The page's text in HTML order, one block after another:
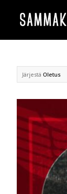
Järjestä Oletus